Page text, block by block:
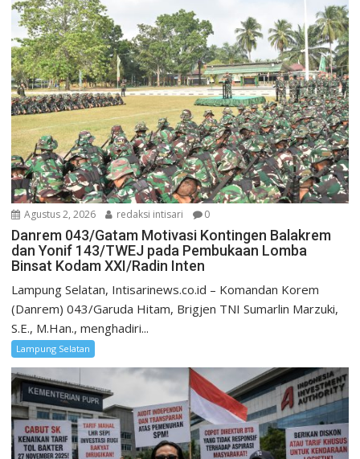
Agustus 2, 2026 redaksi intisari 0
Danrem 043/Gatam Motivasi Kontingen Balakrem
dan Yonif 143/TWEJ pada Pembukaan Lomba
Binsat Kodam XXI/Radin Inten
Lampung Selatan, Intisarinews.co.id – Komandan Korem
(Danrem) 043/Garuda Hitam, Brigjen TNI Sumarlin Marzuki,
S.E., M.Han., menghadiri...
Lampung Selatan